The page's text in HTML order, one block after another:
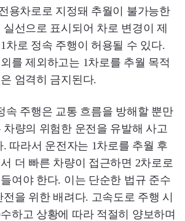
용차로로 지정돼 추월이 불가능한
선으로 표시되어 차로 변경이 제
차로 정속 주행이 허용될 수 있다.
를 제외하고는 1차로를 추월 목적
엄격히 금지된다.
속 주행은 교통 흐름을 방해할 뿐만
량의 위험한 운전을 유발해 사고
. 따라서 운전자는 1차로를 추월 후
더 빠른 차량이 접근하면 2차로로
여야 한다. 이는 단순한 법규 준수
을 위한 배려다. 고속도로 주행 시
하고 상황에 따라 적절히 양보하며